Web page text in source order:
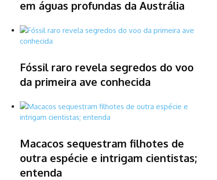
em águas profundas da Austrália
Fóssil raro revela segredos do voo
da primeira ave conhecida
Macacos sequestram filhotes de
outra espécie e intrigam cientistas;
entenda